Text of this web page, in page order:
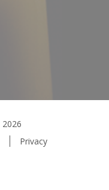
2026
Privacy